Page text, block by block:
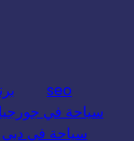
seo
سياحة في جورجيا
سياحة في دبي